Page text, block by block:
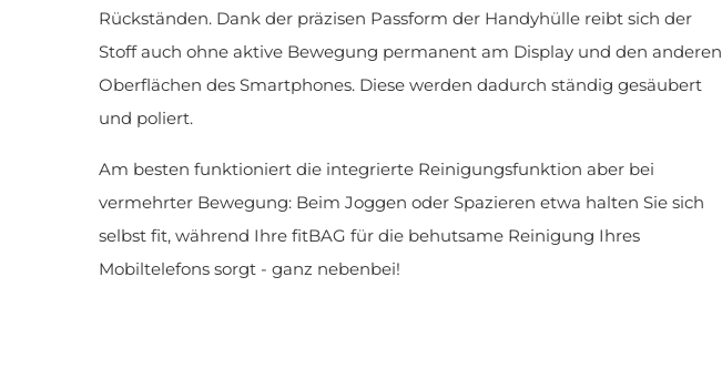
Rückständen. Dank der präzisen Passform der Handyhülle reibt sich der
Stoff auch ohne aktive Bewegung permanent am Display und den anderen
Oberflächen des Smartphones. Diese werden dadurch ständig gesäubert
und poliert.
Am besten funktioniert die integrierte Reinigungsfunktion aber bei
vermehrter Bewegung: Beim Joggen oder Spazieren etwa halten Sie sich
selbst fit, während Ihre fitBAG für die behutsame Reinigung Ihres
Mobiltelefons sorgt - ganz nebenbei!